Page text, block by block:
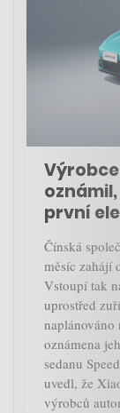
první
Čínská
měsíc zahájí
Vstoupí tak
uprostřed
naplánováno
oznámena
sedanu
uvedl, že
výrobců